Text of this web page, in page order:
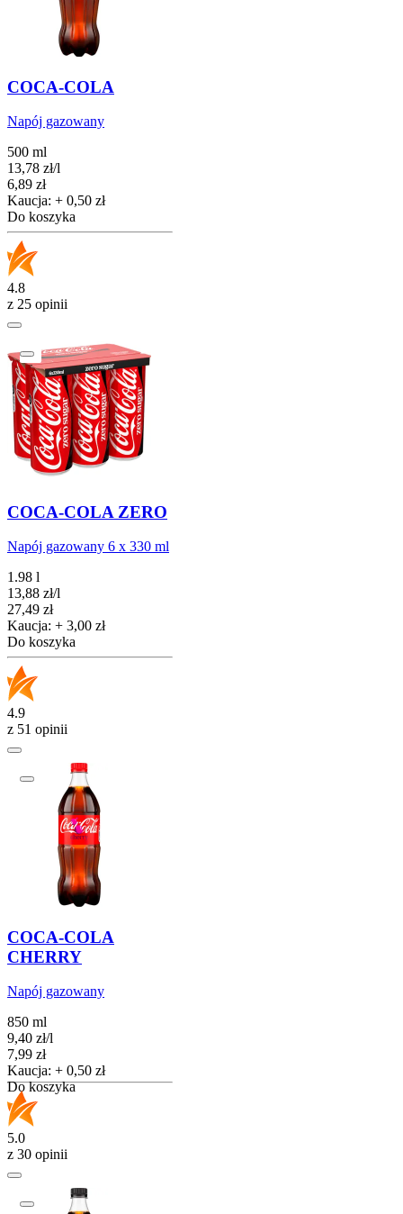
COCA-COLA
Napój gazowany
500 ml
13,78 zł/l
Cena
6,89 zł
Kaucja: + 0,50 zł
Do koszyka
4.8
z 25 opinii
COCA-COLA ZERO
Napój gazowany 6 x 330 ml
1.98 l
13,88 zł/l
Cena
27,49 zł
Kaucja: + 3,00 zł
Do koszyka
4.9
z 51 opinii
COCA-COLA
CHERRY
Napój gazowany
850 ml
9,40 zł/l
Cena
7,99 zł
Kaucja: + 0,50 zł
Do koszyka
5.0
z 30 opinii